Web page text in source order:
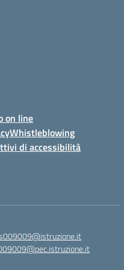
on line
Whistleblowing
di accessibilità